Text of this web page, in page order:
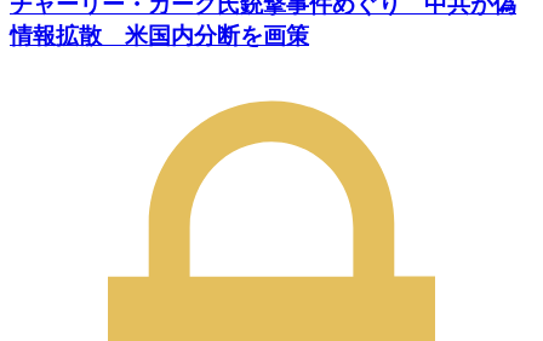
情報拡散 米国内分断を画策